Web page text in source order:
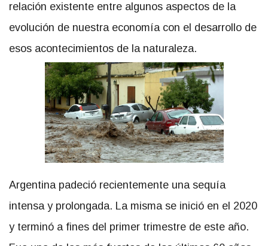
relación existente entre algunos aspectos de la
evolución de nuestra economía con el desarrollo de
esos acontecimientos de la naturaleza.
Argentina padeció recientemente una sequía
intensa y prolongada. La misma se inició en el 2020
y terminó a fines del primer trimestre de este año.